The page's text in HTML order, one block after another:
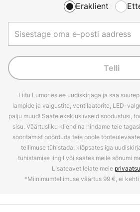
Eraklient
Telli
Liitu Lumories.ee uudiskirjaga ja saa
lampide ja valgustite, ventilaatorite, LED-
palju muud! Saate eksklusiivseid soodustusi,
sisu. Väärtusliku kliendina hindame teie
sooritamist pöörduda teie poole
tellimuse tühistada, klõpsates iga
tühistamise lingil või saates meile sõnumi
Lisateavet leiate meie
*Miinimumtellimuse väärtus 99 €, ei